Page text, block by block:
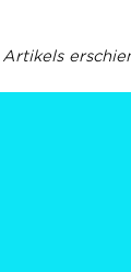
Artikels